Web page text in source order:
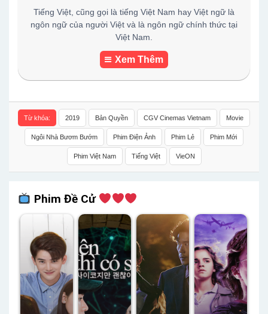
Tiếng Việt, cũng gọi là tiếng Việt Nam hay Việt ngữ là
ngôn ngữ của người Việt và là ngôn ngữ chính thức tại
Việt Nam.
Xem Thêm
Từ khóa: 2019 Bản Quyền CGV Cinemas Vietnam Movie
Ngôi Nhà Bươm Bướm Phim Điện Ảnh Phim Lẻ Phim Mới
Phim Việt Nam Tiếng Việt VieON
Phim Đề Cử